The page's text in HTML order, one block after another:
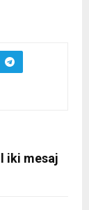
iki mesaj